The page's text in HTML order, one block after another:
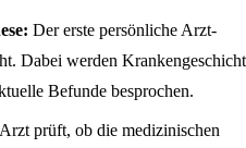
Der erste persönliche Arzt-
Dabei werden
Befunde besprochen.
prüft, ob die medizinischen